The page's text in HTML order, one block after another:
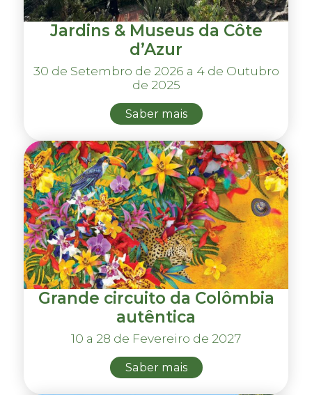
Jardins & Museus da Côte
d’Azur
30 de Setembro de 2026 a 4 de Outubro
de 2025
Saber mais
Grande circuito da Colômbia
autêntica
10 a 28 de Fevereiro de 2027
Saber mais